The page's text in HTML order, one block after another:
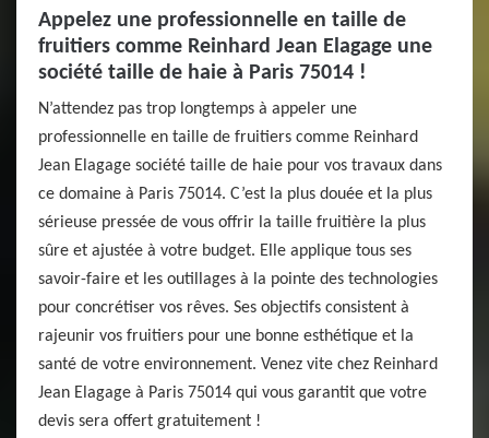
Appelez une professionnelle en taille de
fruitiers comme Reinhard Jean Elagage une
société taille de haie à Paris 75014 !
N’attendez pas trop longtemps à appeler une
professionnelle en taille de fruitiers comme Reinhard
Jean Elagage société taille de haie pour vos travaux dans
ce domaine à Paris 75014. C’est la plus douée et la plus
sérieuse pressée de vous offrir la taille fruitière la plus
sûre et ajustée à votre budget. Elle applique tous ses
savoir-faire et les outillages à la pointe des technologies
pour concrétiser vos rêves. Ses objectifs consistent à
rajeunir vos fruitiers pour une bonne esthétique et la
santé de votre environnement. Venez vite chez Reinhard
Jean Elagage à Paris 75014 qui vous garantit que votre
devis sera offert gratuitement !